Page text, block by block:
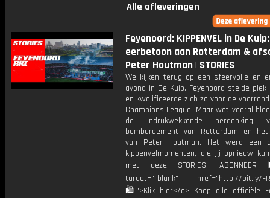
Alle afleveringen
Feyenoord: KIPPENVEL in De Kuip:
eerbetoon aan Rotterdam &
Peter Houtman | STORIES
We kijken terug op een sfeervolle en
avond in De Kuip. Feyenoord stelde
en kwalificeerde zich zo voor de
Champions League. Maar wat vooral
de indrukwekkende herdenking
bombardement van Rotterdam en
van Peter Houtman. Het werd een
kippenvelmomenten, die jij opnieuw
met deze STORIES.
target="_blank" href="http://bit.ly/
🛍">Klik hier</a> Koop alle officiële